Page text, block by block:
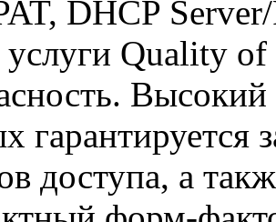
DHCP
услуги Quality of
гарантируется
доступа, а